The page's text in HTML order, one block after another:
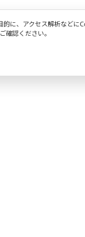
に、アクセス解析などに
確認ください。